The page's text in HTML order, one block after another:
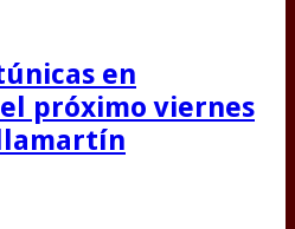
en
próximo viernes